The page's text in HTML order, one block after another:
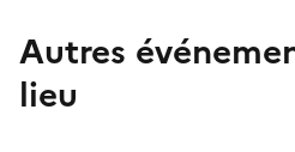
Autres
lieu